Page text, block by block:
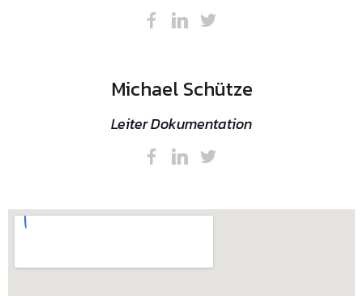
Michael Schütze
Leiter Dokumentation